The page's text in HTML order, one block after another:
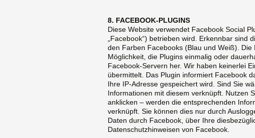
8. FACEBOOK-PLUGINS
Diese Website verwendet Facebook Social
„Facebook“) betrieben wird. Erkennbar sind
den Farben Facebooks (Blau und Weiß).
Möglichkeit, die Plugins einmalig oder
Facebook-Servern her. Wir haben keinerlei
übermittelt. Das Plugin informiert Facebook
Ihre IP-Adresse gespeichert wird. Sind Sie
Informationen mit diesem verknüpft. Nutzen
anklicken – werden die entsprechenden
verknüpft. Sie können dies nur durch
Daten durch Facebook, über Ihre
Datenschutzhinweisen von Facebook.